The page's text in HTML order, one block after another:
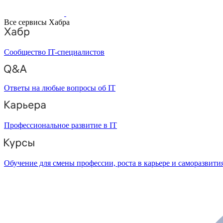
Все сервисы Хабра
Сообщество IT-специалистов
Ответы на любые вопросы об IT
Профессиональное развитие в IT
Обучение для смены профессии, роста в карьере и